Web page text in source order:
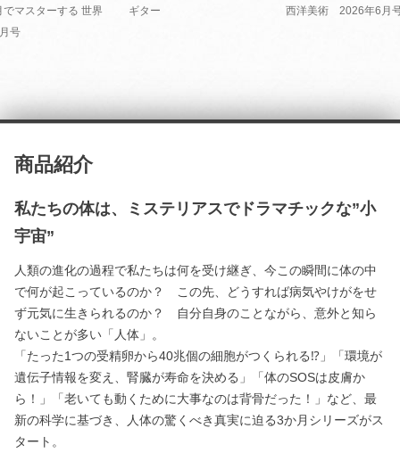
でマスターする 世界
号
ギター 西洋美術 2026年6月
商品紹介
私たちの体は、ミステリアスでドラマチックな”小
宇宙”
人類の進化の過程で私たちは何を受け継ぎ、今この瞬間に体の中
で何が起こっているのか？ この先、どうすれば病気やけがをせ
ず元気に生きられるのか？ 自分自身のことながら、意外と知ら
ないことが多い「人体」。
「たった1つの受精卵から40兆個の細胞がつくられる⁉」「環境が
遺伝子情報を変え、腎臓が寿命を決める」「体のSOSは皮膚か
ら！」「老いても動くために大事なのは背骨だった！」など、最
新の科学に基づき、人体の驚くべき真実に迫る3か月シリーズがス
タート。